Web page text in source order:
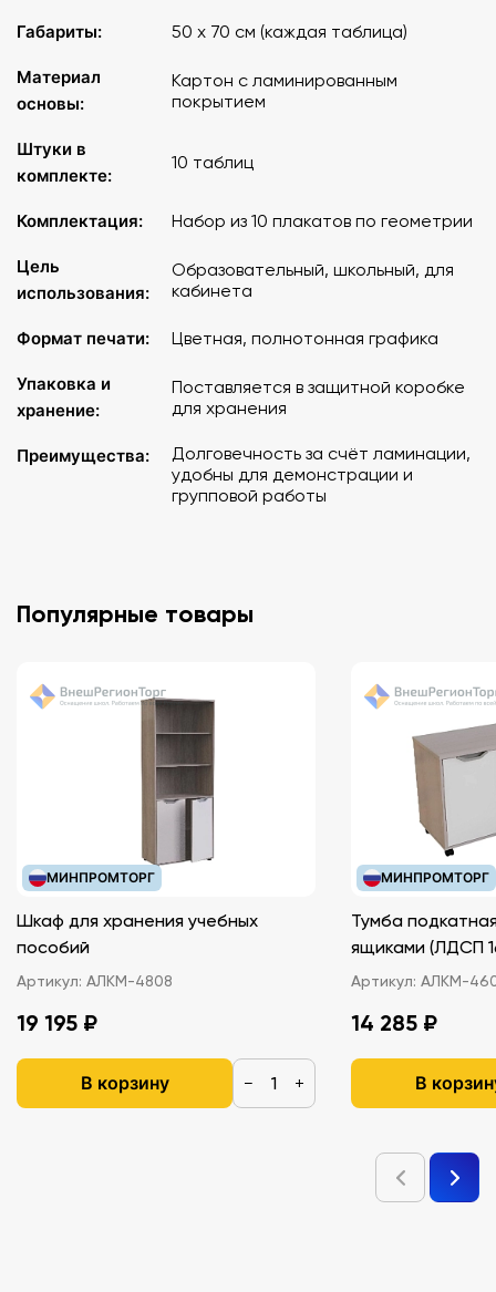
Габариты: 50 х 70 см (каждая таблица)
Материал
основы:
Картон с ламинированным
покрытием
Штуки в
комплекте:
10 таблиц
Комплектация: Набор из 10 плакатов по геометрии
Цель
использования:
Образовательный, школьный, для
кабинета
Формат печати: Цветная, полнотонная графика
Упаковка и
хранение:
Поставляется в защитной коробке
для хранения
Преимущества:
Долговечность за счёт ламинации,
удобны для демонстрации и
групповой работы
Популярные товары
МИНПРОМТОРГ
Шкаф для хранения учебных
пособий
Артикул: АЛКМ-4808
19 195 ₽
В корзину − +
МИНПРОМТОРГ
Тумба
ящиками
Артикул: АЛКМ-
14 285 ₽
В